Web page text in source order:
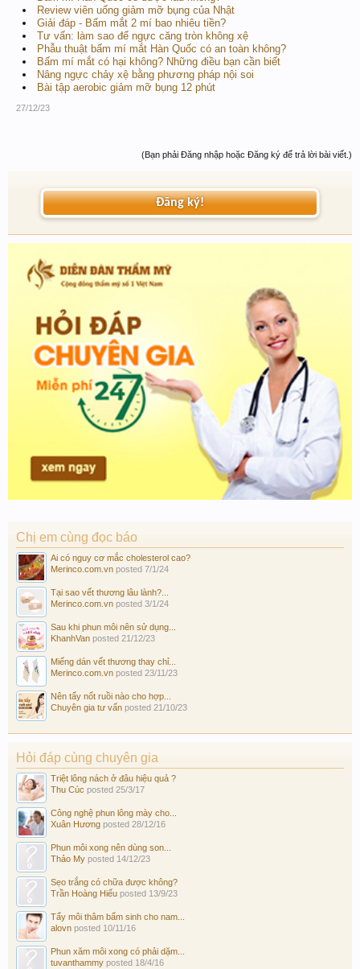
Review viên uống giảm mỡ bụng của Nhật
Giải đáp - Bấm mắt 2 mí bao nhiêu tiền?
Tư vấn: làm sao để ngực căng tròn không xệ
Phẫu thuật bấm mí mắt Hàn Quốc có an toàn không?
Bấm mí mắt có hại không? Những điều bạn cần biết
Nâng ngực chảy xệ bằng phương pháp nội soi
Bài tập aerobic giảm mỡ bụng 12 phút
27/12/23
(Bạn phải Đăng nhập hoặc Đăng ký để trả lời bài viết.)
Đăng ký!
Chị em cùng đọc báo
Ai có nguy cơ mắc cholesterol cao?
Merinco.com.vn posted 7/1/24
Tại sao vết thương lâu lành?...
Merinco.com.vn posted 3/1/24
Sau khi phun môi nên sử dụng...
KhanhVan posted 21/12/23
Miếng dán vết thương thay chỉ...
Merinco.com.vn posted 23/11/23
Nên tẩy nốt ruồi nào cho hợp...
Chuyên gia tư vấn posted 21/10/23
Hỏi đáp cùng chuyên gia
Triệt lông nách ở đâu hiệu quả ?
Thu Cúc posted 25/3/17
Công nghệ phun lông mày cho...
Xuân Hương posted 28/12/16
Phun môi xong nên dùng son...
Thảo My posted 14/12/23
Sẹo trắng có chữa được không?
Trần Hoàng Hiếu posted 13/9/23
Tẩy môi thâm bẩm sinh cho nam...
alovn posted 10/11/16
Phun xăm môi xong có phải dặm...
tuvanthammy posted 18/4/16